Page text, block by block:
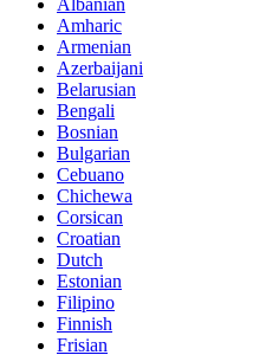
Albanian
Amharic
Armenian
Azerbaijani
Belarusian
Bengali
Bosnian
Bulgarian
Cebuano
Chichewa
Corsican
Croatian
Dutch
Estonian
Filipino
Finnish
Frisian